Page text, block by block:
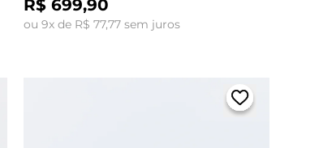
R$ 699,90
ou 9x de R$ 77,77 sem juros